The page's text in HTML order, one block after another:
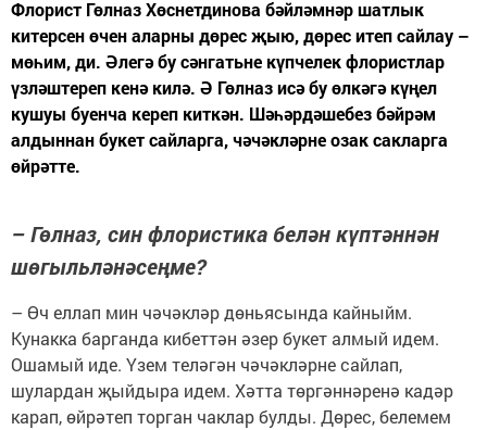
Флорист Гөлназ Хөснетдинова бәйләмнәр шатлык
китерсен өчен аларны дөрес җыю, дөрес итеп сайлау –
мөһим, ди. Әлегә бу сәнгатьне күпчелек флористлар
үзләштереп кенә килә. Ә Гөлназ исә бу өлкәгә күңел
кушуы буенча кереп киткән. Шәһәрдәшебез бәйрәм
алдыннан букет сайларга, чәчәкләрне озак сакларга
өйрәтте.
– Гөлназ, син флористика белән күптәннән
шөгыльләнәсеңме?
– Өч еллап мин чәчәкләр дөньясында кайныйм.
Кунакка барганда кибеттән әзер букет алмый идем.
Ошамый иде. Үзем теләгән чәчәкләрне сайлап,
шулардан җыйдыра идем. Хәтта төргәннәренә кадәр
карап, өйрәтеп торган чаклар булды. Дөрес, белемем